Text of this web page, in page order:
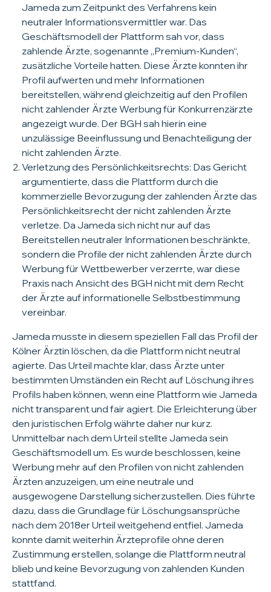
Jameda zum Zeitpunkt des Verfahrens kein
neutraler Informationsvermittler war. Das
Geschäftsmodell der Plattform sah vor, dass
zahlende Ärzte, sogenannte „Premium-Kunden“,
zusätzliche Vorteile hatten. Diese Ärzte konnten ihr
Profil aufwerten und mehr Informationen
bereitstellen, während gleichzeitig auf den Profilen
nicht zahlender Ärzte Werbung für Konkurrenzärzte
angezeigt wurde. Der BGH sah hierin eine
unzulässige Beeinflussung und Benachteiligung der
nicht zahlenden Ärzte.
Verletzung des Persönlichkeitsrechts: Das Gericht
argumentierte, dass die Plattform durch die
kommerzielle Bevorzugung der zahlenden Ärzte das
Persönlichkeitsrecht der nicht zahlenden Ärzte
verletze. Da Jameda sich nicht nur auf das
Bereitstellen neutraler Informationen beschränkte,
sondern die Profile der nicht zahlenden Ärzte durch
Werbung für Wettbewerber verzerrte, war diese
Praxis nach Ansicht des BGH nicht mit dem Recht
der Ärzte auf informationelle Selbstbestimmung
vereinbar.
Jameda musste in diesem speziellen Fall das Profil der
Kölner Ärztin löschen, da die Plattform nicht neutral
agierte. Das Urteil machte klar, dass Ärzte unter
bestimmten Umständen ein Recht auf Löschung ihres
Profils haben können, wenn eine Plattform wie Jameda
nicht transparent und fair agiert. Die Erleichterung über
den juristischen Erfolg währte daher nur kurz.
Unmittelbar nach dem Urteil stellte Jameda sein
Geschäftsmodell um. Es wurde beschlossen, keine
Werbung mehr auf den Profilen von nicht zahlenden
Ärzten anzuzeigen, um eine neutrale und
ausgewogene Darstellung sicherzustellen. Dies führte
dazu, dass die Grundlage für Löschungsansprüche
nach dem 2018er Urteil weitgehend entfiel. Jameda
konnte damit weiterhin Ärzteprofile ohne deren
Zustimmung erstellen, solange die Plattform neutral
blieb und keine Bevorzugung von zahlenden Kunden
stattfand.